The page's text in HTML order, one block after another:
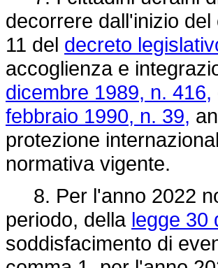
decorrere dall'inizio
11 del decreto
accoglienza e
dicembre 1989, n. 416,
febbraio 1990, n. 39,
protezione
normativa vigente.
8. Per l'anno 2022
periodo, della legge 30
soddisfacimento di